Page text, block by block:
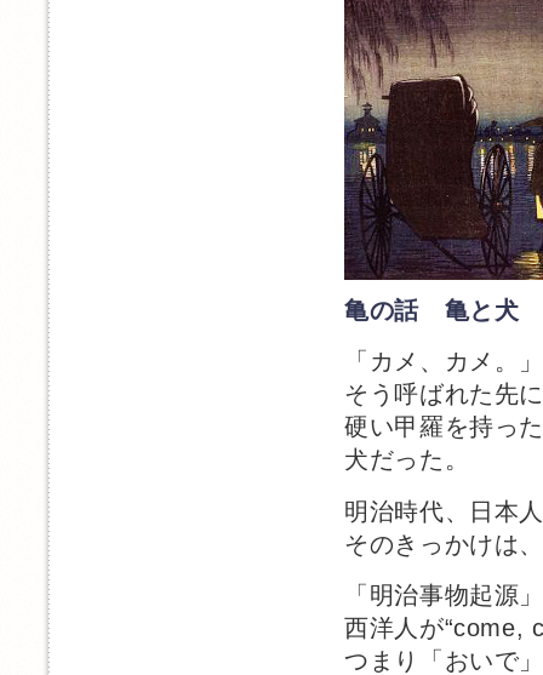
亀の話 亀と犬
「カメ、カメ。
そう呼ばれた先
硬い甲羅を持っ
犬だった。
明治時代、日本
そのきっかけは
「明治事物起源
西洋人が“come,
つまり「おいで